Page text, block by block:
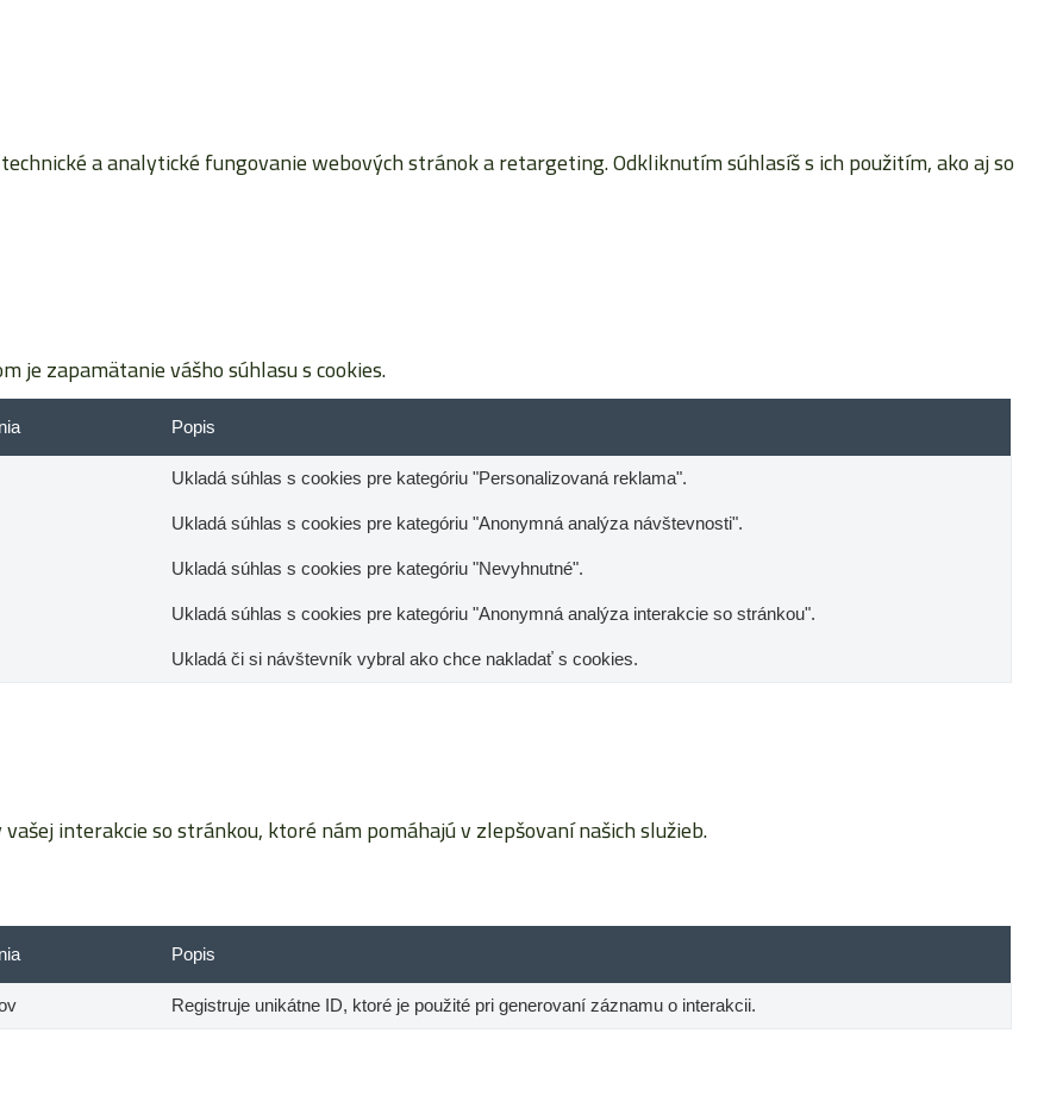
a analytické fungovanie webových stránok a retargeting. Odkliknutím súhlasíš s ich použitím, ako aj so
je zapamätanie vášho súhlasu s cookies.
Popis
Ukladá súhlas s cookies pre kategóriu "Personalizovaná reklama".
Ukladá súhlas s cookies pre kategóriu "Anonymná analýza návštevnosti".
Ukladá súhlas s cookies pre kategóriu "Nevyhnutné".
Ukladá súhlas s cookies pre kategóriu "Anonymná analýza interakcie so stránkou".
Ukladá či si návštevník vybral ako chce nakladať s cookies.
interakcie so stránkou, ktoré nám pomáhajú v zlepšovaní našich služieb.
Popis
Registruje unikátne ID, ktoré je použité pri generovaní záznamu o interakcii.